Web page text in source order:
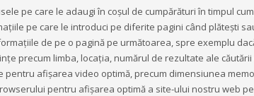
pe care le adaugi în coşul de cumpărături în timpul
pe care le introduci pe diferite pagini când plăteşti
de pe o pagină pe următoarea, spre exemplu
precum limba, locaţia, numărul de rezultate ale căutării
pentru afişarea video optimă, precum dimensiunea
pentru afişarea optimă a site-ului nostru web